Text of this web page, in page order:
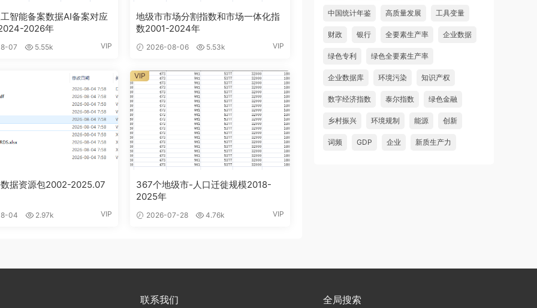
智能备案数据AI备案对应
2026年
07 5.55k VIP
地级市市场分割指数和市场一体化指
数2001-2024年
2026-08-06 5.53k VIP
据资源包2002-2025.07
04 2.97k VIP
367个地级市-人口迁徙规模2018-
2025年
2026-07-28 4.76k VIP
VIP
中国统计年鉴 高质量发展 工具变量
财政 银行 全要素生产率 企业数据
绿色专利 绿色全要素生产率
企业数据库 环境污染 知识产权
数字经济指数 泰尔指数 绿色金融
乡村振兴 环境规制 能源 创新
词频 GDP 企业 新质生产力
联系我们 全局搜索